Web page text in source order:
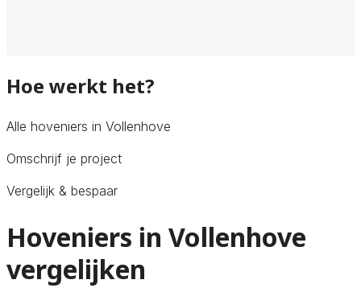
Hoe werkt het?
Alle hoveniers in Vollenhove
Omschrijf je project
Vergelijk & bespaar
Hoveniers in Vollenhove
vergelijken